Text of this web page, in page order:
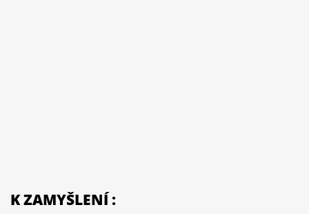
K ZAMYŠLENÍ :